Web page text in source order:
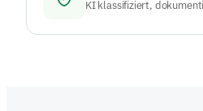
KI klassifiziert,